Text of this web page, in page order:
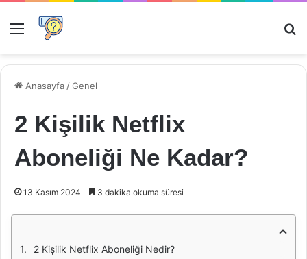
Menü
Anasayfa /Genel
2 Kişilik Netflix
Aboneliği Ne Kadar?
13 Kasım 2024 3 dakika okuma süresi
2 Kişilik Netflix Aboneliği Nedir?